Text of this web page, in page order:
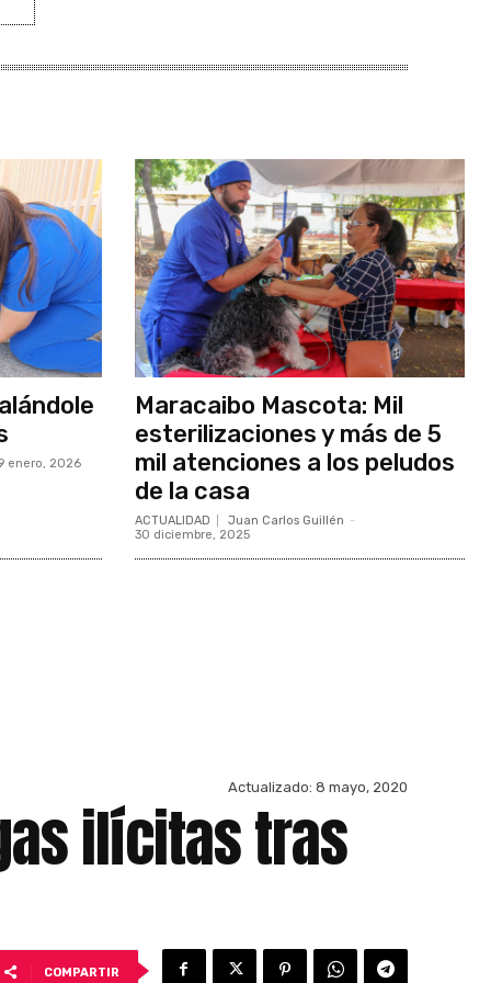
enero, 2026
Maracaibo Mascota: Mil
esterilizaciones y más de 5
mil atenciones a los peludos
de la casa
ACTUALIDAD Juan Carlos Guillén -
30 diciembre, 2025